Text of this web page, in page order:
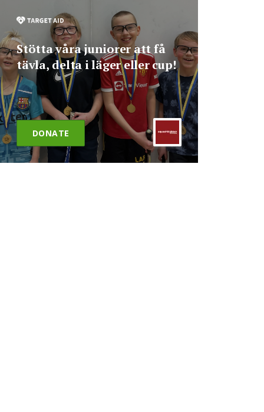
Stötta våra juniorer att få
tävla, delta i läger eller cup!
DONATE